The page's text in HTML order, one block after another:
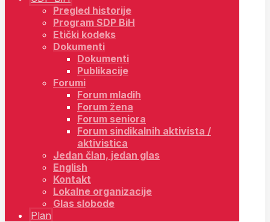
Pregled historije
Program SDP BiH
Etički kodeks
Dokumenti
Dokumenti
Publikacije
Forumi
Forum mladih
Forum žena
Forum seniora
Forum sindikalnih aktivista /
aktivistica
Jedan član, jedan glas
English
Kontakt
Lokalne organizacije
Glas slobode
Plan